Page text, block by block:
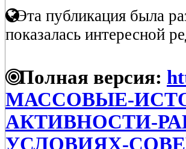
Эта публикация была
показалась интересной
Полная версия:
МАССОВЫЕ-
АКТИВНОСТИ-
УСЛОВИЯХ-